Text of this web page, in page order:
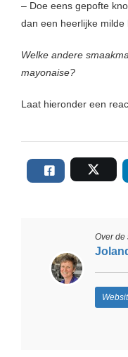
– Doe eens gepofte
dan een heerlijke milde
Welke andere
mayonaise?
Laat hieronder een
Over de